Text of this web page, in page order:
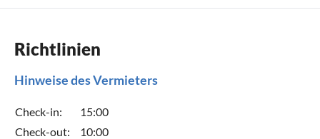
Richtlinien
Hinweise des Vermieters
Check-in:
15:00
Check-out:
10:00